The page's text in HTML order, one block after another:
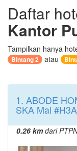
Daftar
Kantor
Tampilkan hanya
Bintang 2
atau
1. ABODE
SKA Mal #H3A
0.26 kmdari